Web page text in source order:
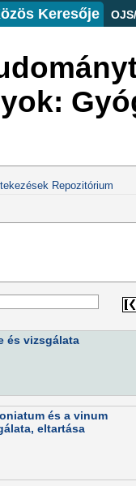
Keresője
Repozitórium
és vizsgálata
és a vinum
eltartása